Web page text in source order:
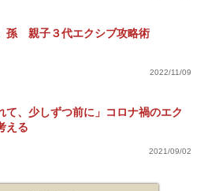
孫 親子３代エクシブ攻略術
2022/11/09
て、少しずつ前に」コロナ禍のエク
える
2021/09/02